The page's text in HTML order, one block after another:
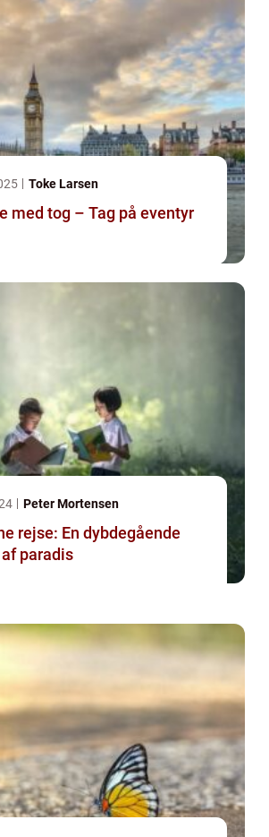
Toke Larsen
med tog – Tag på eventyr
Peter Mortensen
rejse: En dybdegående
paradis